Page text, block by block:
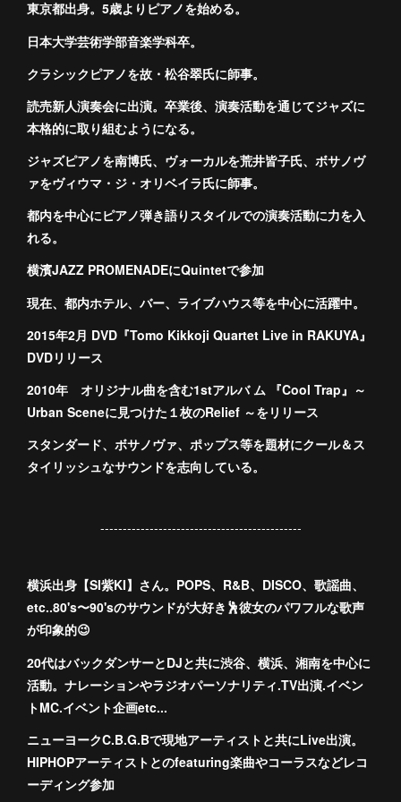
東京都出身。5歳よりピアノを始める。
日本大学芸術学部音楽学科卒。
クラシックピアノを故・松谷翠氏に師事。
読売新人演奏会に出演。卒業後、演奏活動を通じてジャズに
本格的に取り組むようになる。
ジャズピアノを南博氏、ヴォーカルを荒井皆子氏、ボサノヴ
ァをヴィウマ・ジ・オリベイラ氏に師事。
都内を中心にピアノ弾き語りスタイルでの演奏活動に力を入
れる。
横濱JAZZ PROMENADEにQuintetで参加
現在、都内ホテル、バー、ライブハウス等を中心に活躍中。
2015年2月 DVD『Tomo Kikkoji Quartet Live in RAKUYA』
DVDリリース
2010年 オリジナル曲を含む1stアルバ ム 『Cool Trap』～
Urban Sceneに見つけた１枚のRelief ～をリリース
スタンダード、ボサノヴァ、ポップス等を題材にクール＆ス
タイリッシュなサウンドを志向している。
---------------------------------------------
横浜出身【SI紫KI】さん。POPS、R&B、DISCO、歌謡曲、
etc..80's〜90'sのサウンドが大好き🕺彼女のパワフルな歌声
が印象的😉
20代はバックダンサーとDJと共に渋谷、横浜、湘南を中心に
活動。ナレーションやラジオパーソナリティ.TV出演.イベン
トMC.イベント企画etc...
ニューヨークC.B.G.Bで現地アーティストと共にLive出演。
HIPHOPアーティストとのfeaturing楽曲やコーラスなどレコ
ーディング参加